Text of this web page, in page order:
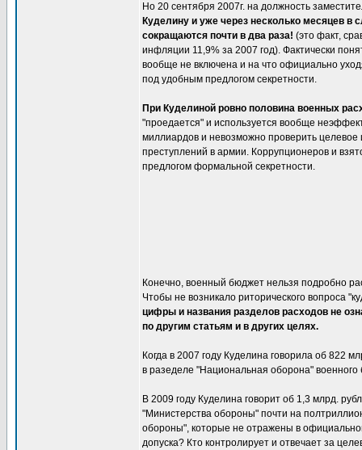
Но 20 сентября 2007г. на должность
Куделину и уже через несколько месяцев
сокращаются почти в два раза! (это факт,
инфляции 11,9% за 2007 год). Фактически
вообще не включена и на что официально
под удобным предлогом секретности.
При Куделиной ровно половина военных
"проедается" и используется вообще
миллиардов и невозможно проверить целевое
преступлений в армии. Коррупционеров и
предлогом формальной секретности.
Конечно, военный бюджет нельзя подробно
Чтобы не возникало риторического вопроса
цифры и названия разделов расходов не
по другим статьям и в других целях.
Когда в 2007 году Куделина говорила об 822
в разеделе "Национальная оборона"
В 2009 году Куделина говорит об 1,3 млрд.
"Министерства обороны" почти на
обороны", которые не отражены в
допуска? Кто контролирует и отвечает за